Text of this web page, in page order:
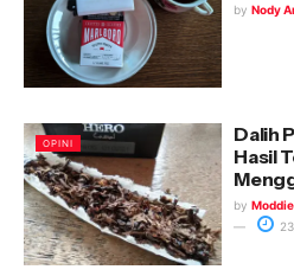
by Nody
OPINI
Dalih
Hasil
by